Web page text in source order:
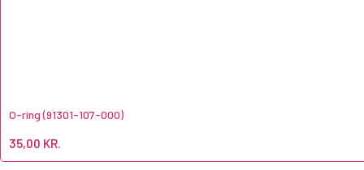
O-ring (91301-107-000)
35,00 KR.